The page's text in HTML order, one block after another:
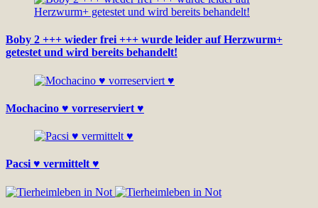
Boby 2 +++ wieder frei +++ wurde leider auf Herzwurm+
getestet und wird bereits behandelt!
Mochacino ♥ vorreserviert ♥
Pacsi ♥ vermittelt ♥